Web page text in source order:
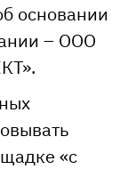
основании
– ООО
«с